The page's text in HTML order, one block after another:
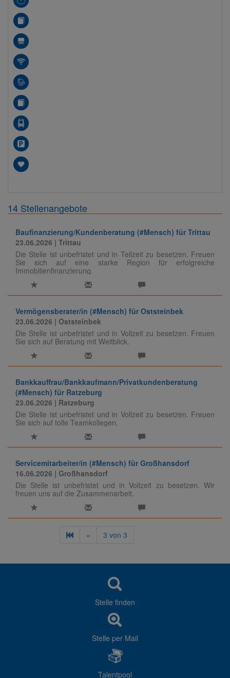
14 Stellenangebote
Baufinanzierung/Kundenberatung (#Mensch) für Trittau
23.06.2026 | Trittau
Die Stelle ist unbefristet und in Teilzeit zu besetzen. Freuen
Sie sich auf eine starke Region für erfolgreiche
Immobilienfinanzierung.
Vermögensberater/in (#Mensch) für Oststeinbek
23.06.2026 | Oststeinbek
Die Stelle ist unbefristet und in Vollzeit zu besetzen. Freuen
Sie sich auf Beratung mit Weitblick.
Bankkauffrau/Bankkaufmann/Privatkundenberatung
(#Mensch) für Ratzeburg
23.06.2026 | Ratzeburg
Die Stelle ist unbefristet und in Vollzeit zu besetzen. Freuen
Sie sich auf tolle Teamkollegen.
Servicemitarbeiter/in (#Mensch) für Großhansdorf
16.06.2026 | Großhansdorf
Die Stelle ist unbefristet und in Vollzeit zu besetzen. Wir
freuen uns auf die Zusammenarbeit.
« 3 von 3
Stelle finden
Stelle per Mail
Talentpool